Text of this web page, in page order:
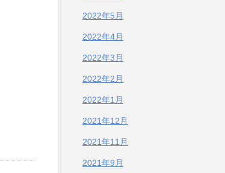
2022年5月
2022年4月
2022年3月
2022年2月
2022年1月
2021年12月
2021年11月
2021年9月